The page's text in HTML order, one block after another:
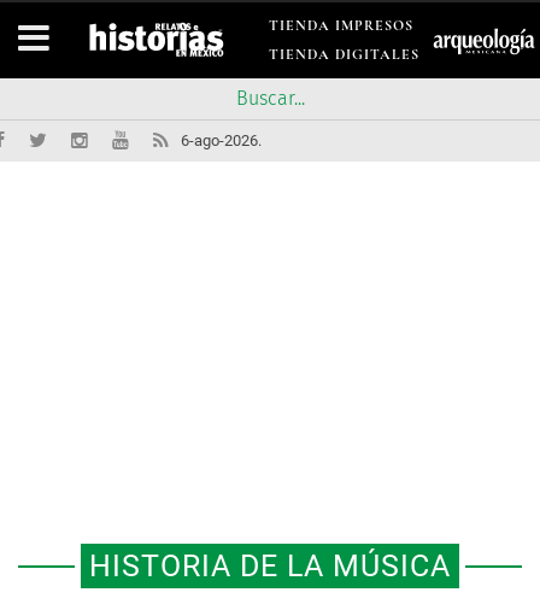
TIENDA IMPRESOS
TIENDA DIGITALES
6-ago-2026.
HISTORIA DE LA MÚSICA